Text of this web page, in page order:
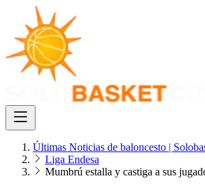
Últimas Noticias de baloncesto |
Liga Endesa
Mumbrú estalla y castiga a sus